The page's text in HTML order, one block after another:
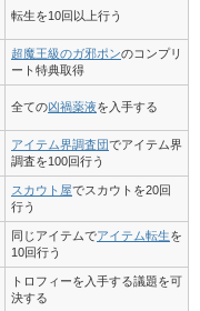
転生を10回以上行う
超魔王級のガ邪ポンのコンプリ
ート特典取得
全ての凶禍薬液を入手する
アイテム界調査団でアイテム界
調査を100回行う
スカウト屋でスカウトを20回
行う
同じアイテムでアイテム転生を
10回行う
トロフィーを入手する議題を可
決する